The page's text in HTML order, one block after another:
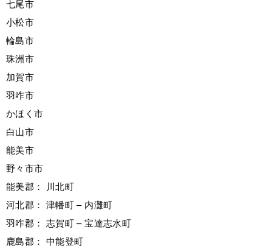
七尾市
小松市
輪島市
珠洲市
加賀市
羽咋市
かほく市
白山市
能美市
野々市市
能美郡： 川北町
河北郡： 津幡町 – 内灘町
羽咋郡： 志賀町 – 宝達志水町
鹿島郡： 中能登町